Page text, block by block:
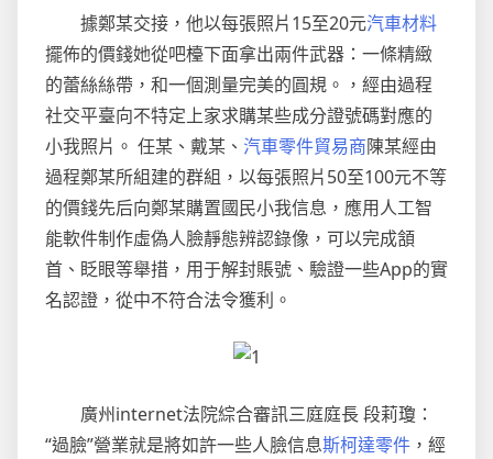
據鄭某交接，他以每張照片15至20元汽車材料
擺佈的價錢她從吧檯下面拿出兩件武器：一條精緻
的蕾絲絲帶，和一個測量完美的圓規。，經由過程
社交平臺向不特定上家求購某些成分證號碼對應的
小我照片。 任某、戴某、 汽車零件貿易商陳某經由
過程鄭某所組建的群組，以每張照片50至100元不等
的價錢先后向鄭某購置國民小我信息，應用人工智
能軟件制作虛偽人臉靜態辨認錄像，可以完成頷
首、眨眼等舉措，用于解封賬號、驗證一些App的實
名認證，從中不符合法令獲利。
廣州internet法院綜合審訊三庭庭長 段莉瓊：
“過臉”營業就是將如許一些人臉信息斯柯達零件 ，經